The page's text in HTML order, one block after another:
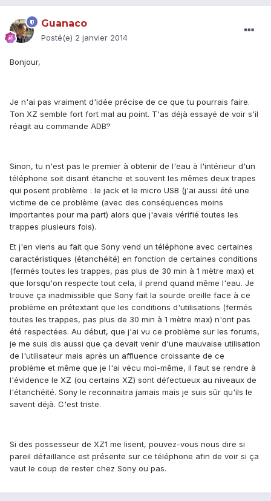
Guanaco
Posté(e) 2 janvier 2014
Bonjour,
Je n'ai pas vraiment d'idée précise de ce que tu pourrais faire.
Ton XZ semble fort fort mal au point. T'as déjà essayé de voir s'il
réagit au commande ADB?
Sinon, tu n'est pas le premier à obtenir de l'eau à l'intérieur d'un
téléphone soit disant étanche et souvent les mêmes deux trapes
qui posent problème : le jack et le micro USB (j'ai aussi été une
victime de ce problème (avec des conséquences moins
importantes pour ma part) alors que j'avais vérifié toutes les
trappes plusieurs fois).
Et j'en viens au fait que Sony vend un téléphone avec certaines
caractéristiques (étanchéité) en fonction de certaines conditions
(fermés toutes les trappes, pas plus de 30 min à 1 mètre max) et
que lorsqu'on respecte tout cela, il prend quand même l'eau. Je
trouve ça inadmissible que Sony fait la sourde oreille face à ce
problème en prétextant que les conditions d'utilisations (fermés
toutes les trappes, pas plus de 30 min à 1 mètre max) n'ont pas
été respectées. Au début, que j'ai vu ce problème sur les forums,
je me suis dis aussi que ça devait venir d'une mauvaise utilisation
de l'utilisateur mais après un affluence croissante de ce
problème et même que je l'ai vécu moi-même, il faut se rendre à
l'évidence le XZ (ou certains XZ) sont défectueux au niveaux de
l'étanchéité. Sony le reconnaitra jamais mais je suis sûr qu'ils le
savent déjà. C'est triste.
Si des possesseur de XZ1 me lisent, pouvez-vous nous dire si
pareil défaillance est présente sur ce téléphone afin de voir si ça
vaut le coup de rester chez Sony ou pas.